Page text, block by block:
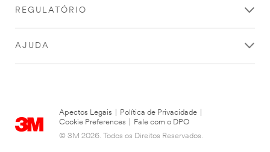
REGULATÓRIO
AJUDA
Apectos Legais Política de Privacidade
Cookie Preferences
Fale com o DPO
© 3M 2026. Todos os Direitos Reservados.